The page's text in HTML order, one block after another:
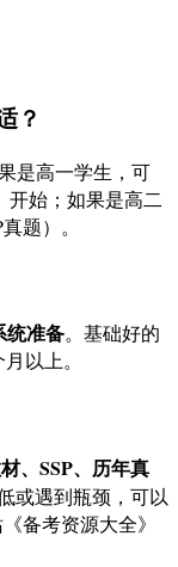
？
是高一学生，可
开始；如果是高二
题）。
统准备。基础好的
以上。
、SSP、历年真
或遇到瓶颈，可以
备考资源大全》